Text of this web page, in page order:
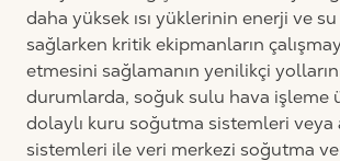
daha yüksek ısı yüklerinin enerji ve
sağlarken kritik ekipmanların
etmesini sağlamanın yenilikçi
durumlarda, soğuk sulu hava işleme
dolaylı kuru soğutma sistemleri veya
sistemleri ile veri merkezi soğutma